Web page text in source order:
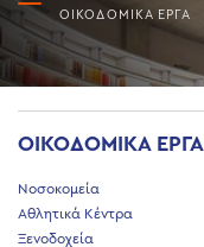
ΟΙΚΟΔΟΜΙΚΑ ΕΡΓΑ
ΟΙΚΟΔΟΜΙΚΑ ΕΡΓΑ
Νοσοκομεία
Αθλητικά Κέντρα
Ξενοδοχεία